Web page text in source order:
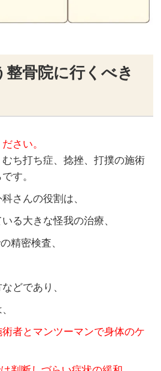
骨院に行くべき
さい。
ち打ち症、捻挫、打撲の施術
す。
さんの役割は、
る大きな怪我の治療、
精密検査、
どであり、
術者とマンツーマンで身体のケ